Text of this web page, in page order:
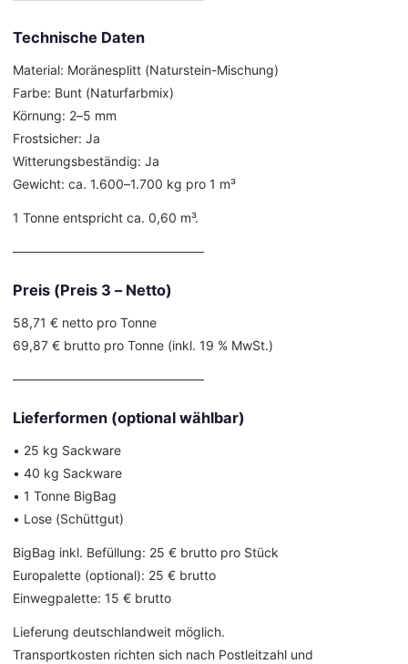
Technische Daten
Material: Moränesplitt (Naturstein-Mischung)
Farbe: Bunt (Naturfarbmix)
Körnung: 2–5 mm
Frostsicher: Ja
Witterungsbeständig: Ja
Gewicht: ca. 1.600–1.700 kg pro 1 m³
1 Tonne entspricht ca. 0,60 m³.
––––––––––––––––––––––––––––––
Preis (Preis 3 – Netto)
58,71 € netto pro Tonne
69,87 € brutto pro Tonne (inkl. 19 % MwSt.)
––––––––––––––––––––––––––––––
Lieferformen (optional wählbar)
• 25 kg Sackware
• 40 kg Sackware
• 1 Tonne BigBag
• Lose (Schüttgut)
BigBag inkl. Befüllung: 25 € brutto pro Stück
Europalette (optional): 25 € brutto
Einwegpalette: 15 € brutto
Lieferung deutschlandweit möglich.
Transportkosten richten sich nach Postleitzahl und